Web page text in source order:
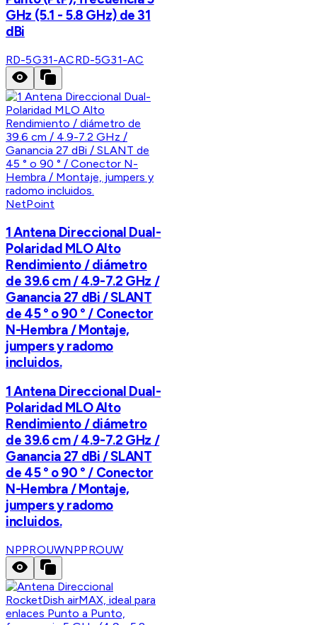
GHz (5.1 - 5.8 GHz) de 31
dBi
RD-5G31-ACRD-5G31-AC
NetPoint
1 Antena Direccional Dual-
Polaridad MLO Alto
Rendimiento / diámetro
de 39.6 cm / 4.9-7.2 GHz /
Ganancia 27 dBi / SLANT
de 45 ° o 90 ° / Conector
N-Hembra / Montaje,
jumpers y radomo
incluidos.
1 Antena Direccional Dual-
Polaridad MLO Alto
Rendimiento / diámetro
de 39.6 cm / 4.9-7.2 GHz /
Ganancia 27 dBi / SLANT
de 45 ° o 90 ° / Conector
N-Hembra / Montaje,
jumpers y radomo
incluidos.
NPPROUWNPPROUW